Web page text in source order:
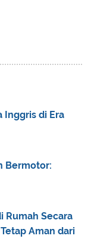
Inggris di Era
Bermotor:
Rumah Secara
Aman dari